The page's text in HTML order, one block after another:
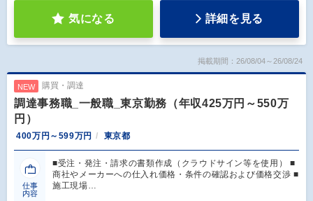
気になる 詳細を見る
掲載期間：26/08/04～26/08/24
NEW 購買・調達
調達事務職_一般職_東京勤務（年収425万円～550万
円）
400万円～599万円 東京都
仕事
内容
■受注・発注・請求の書類作成（クラウドサイン等を使用） ■
商社やメーカーへの仕入れ価格・条件の確認および価格交渉 ■
施工現場…